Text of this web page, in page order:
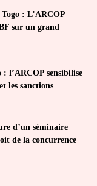
: L’ARCOP
sur un grand
l’ARCOP sensibilise
les sanctions
d’un séminaire
de la concurrence